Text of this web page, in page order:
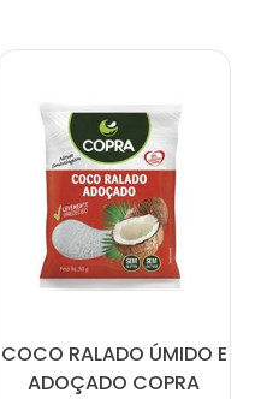
COCO RALADO ÚMIDO E
ADOÇADO COPRA